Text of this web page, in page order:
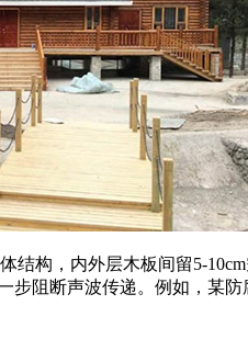
构，内外层木板间留5-
阻断声波传递。例如，某